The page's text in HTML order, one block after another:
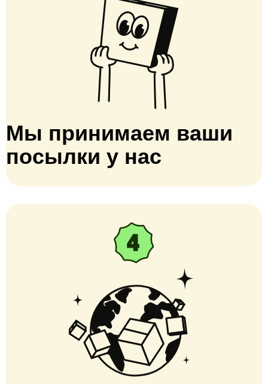
Мы принимаем ваши
посылки у нас